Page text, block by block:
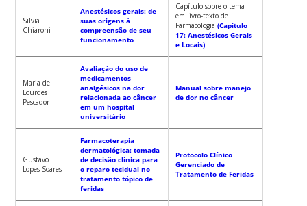
Silvia
Chiaroni
Anestésicos gerais: de
suas origens à
compreensão de seu
funcionamento
Capítulo sobre o tema
em livro-texto de
Farmacologia(Capítulo
17: Anestésicos Gerais
e Locais)
Maria de
Lourdes
Pescador
Avaliação do uso de
medicamentos
analgésicos na dor
relacionada ao câncer
em um hospital
universitário
Manual sobre manejo
de dor no câncer
Gustavo
Lopes Soares
Farmacoterapia
dermatológica: tomada
de decisão clínica para
o reparo tecidual no
tratamento tópico de
feridas
Protocolo Clínico
Gerenciado de
Tratamento de Feridas